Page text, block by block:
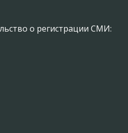
о регистрации СМИ: